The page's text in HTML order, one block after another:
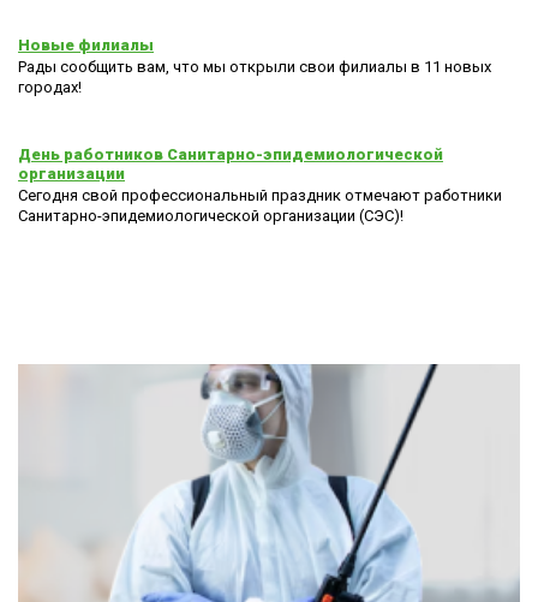
Новые филиалы
Рады сообщить вам, что мы открыли свои филиалы в 11 новых
городах!
День работников Санитарно-эпидемиологической
организации
Сегодня свой профессиональный праздник отмечают работники
Санитарно-эпидемиологической организации (СЭС)!